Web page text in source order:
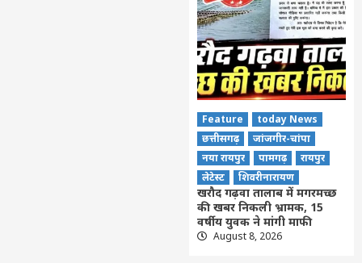
Feature
today News
छत्तीसगढ़
जांजगीर-चांपा
नया रायपुर
पामगढ़
रायपुर
लेटेस्ट
शिवरीनारायण
खरौद गढ़वा तालाब में मगरमच्छ
की खबर निकली भ्रामक, 15
वर्षीय युवक ने मांगी माफी
August 8, 2026